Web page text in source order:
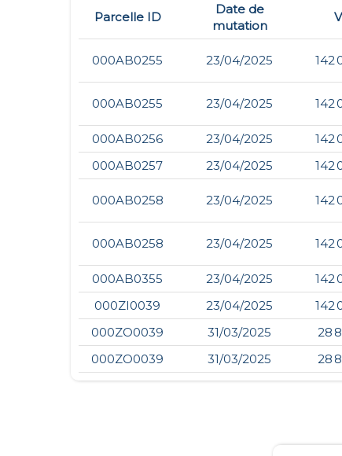
Parcelle ID
Date de
mutation
000AB0255 23/04/2025 142
000AB0255 23/04/2025 142
000AB0256 23/04/2025 142
000AB0257
23/04/2025 142
000AB0258 23/04/2025 142
000AB0258 23/04/2025 142
000AB0355 23/04/2025 142
000ZI0039
23/04/2025 142
000ZO0039
31/03/2025 28
000ZO0039
31/03/2025 28